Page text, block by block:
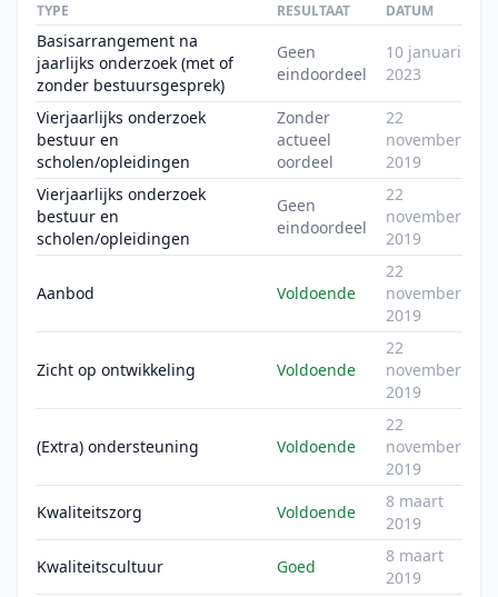
TYPE RESULTAAT DATUM
Basisarrangement na
jaarlijks onderzoek (met of
zonder bestuursgesprek)
Geen
eindoordeel
10 januari
2023
Vierjaarlijks onderzoek
bestuur en
scholen/opleidingen
Zonder
actueel
oordeel
22
november
2019
Vierjaarlijks onderzoek
bestuur en
scholen/opleidingen
Geen
eindoordeel
22
november
2019
Aanbod Voldoende
22
november
2019
Zicht op ontwikkeling Voldoende
22
november
2019
(Extra) ondersteuning Voldoende
22
november
2019
Kwaliteitszorg Voldoende
8 maart
2019
Kwaliteitscultuur Goed
8 maart
2019